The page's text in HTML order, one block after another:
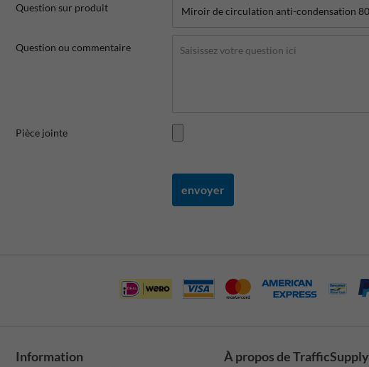
Question sur produit
Question ou commentaire
Pièce jointe
envoyer
Information À propos de TrafficSupply